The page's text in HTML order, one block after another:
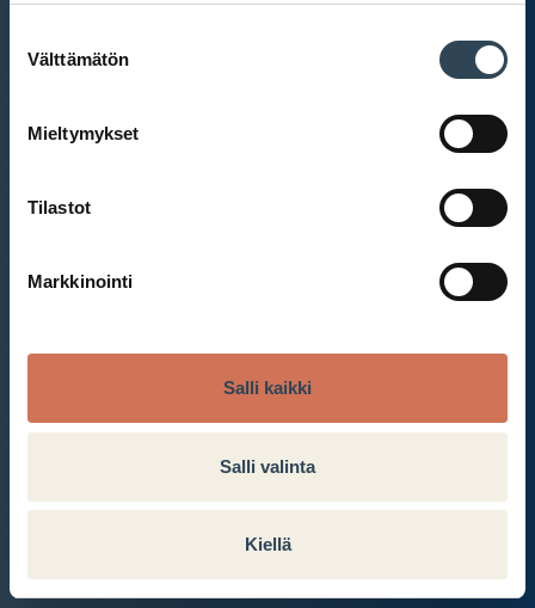
valinta
Välttämätön
Mieltymykset
Tilastot
Markkinointi
Salli kaikki
Salli valinta
Kiellä
Et ole kirjautunut sisään. Kirjaudu sisään